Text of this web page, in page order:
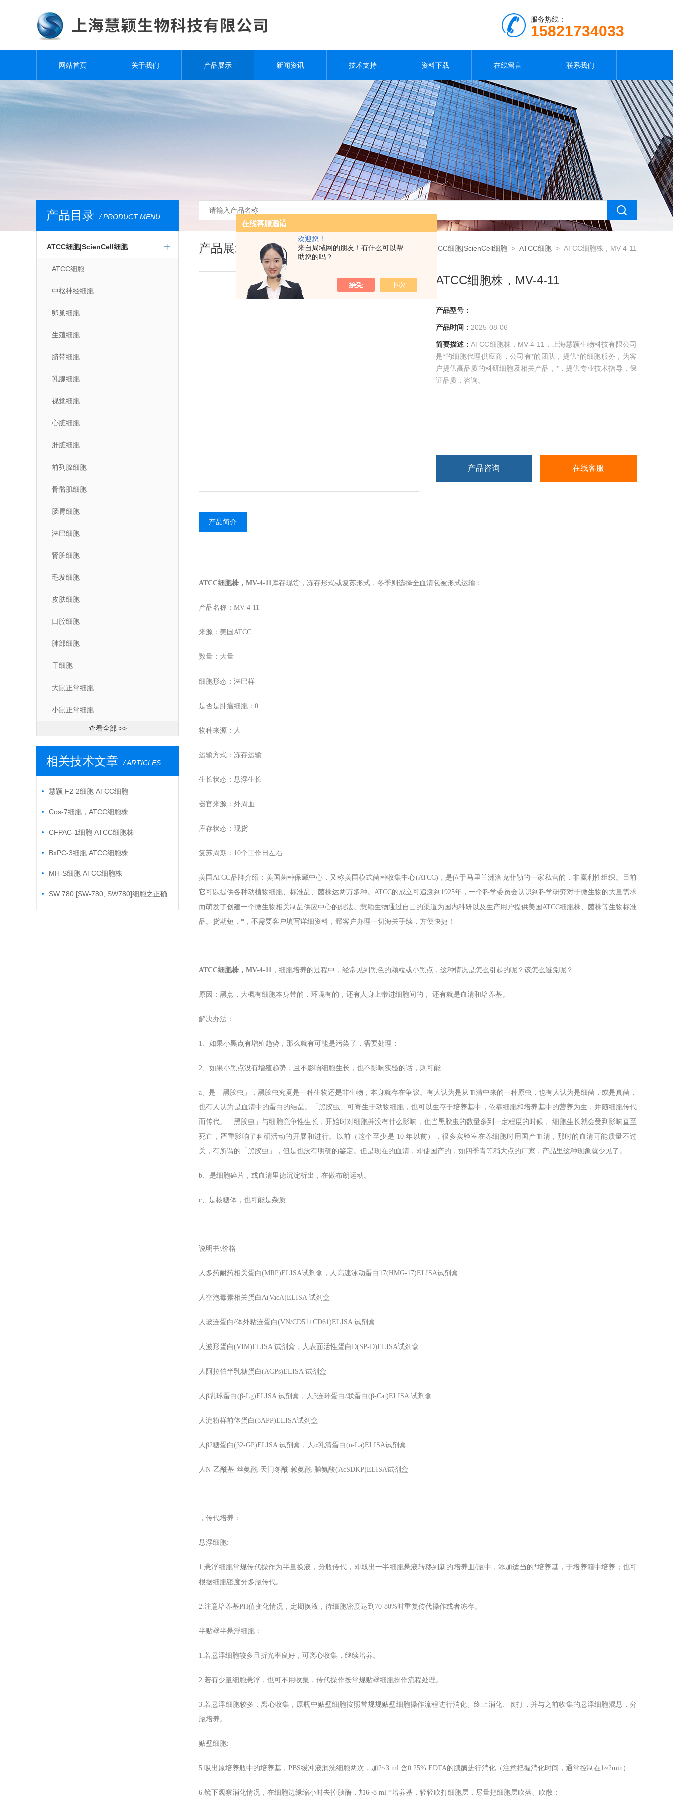
欢迎您！
来自局域网的朋友！有什么可以帮
助您的吗？
服务热线：
15821734033
网站首页 关于我们 产品展示 新闻资讯 技术支持 资料下载 在线留言 联系我们
产品目录 / PRODUCT MENU
ATCC细胞|ScienCell细胞
ATCC细胞
中枢神经细胞
卵巢细胞
生殖细胞
脐带细胞
乳腺细胞
视觉细胞
心脏细胞
肝脏细胞
前列腺细胞
骨骼肌细胞
肠胃细胞
淋巴细胞
肾脏细胞
毛发细胞
皮肤细胞
口腔细胞
肺部细胞
干细胞
大鼠正常细胞
小鼠正常细胞
查看全部 >>
相关技术文章 / ARTICLES
慧颖 F2-2细胞 ATCC细胞
Cos-7细胞，ATCC细胞株
CFPAC-1细胞 ATCC细胞株
BxPC-3细胞 ATCC细胞株
MH-S细胞 ATCC细胞株
SW 780 [SW-780, SW780]细胞之正确
产品展示 您现在的位置：首页>产品展示 ATCC细胞|ScienCell细胞 > ATCC细胞 > ATCC细胞株，MV-4-11
ATCC细胞株，MV-4-11
产品型号：
产品时间： 2025-08-06
简要描述：ATCC细胞株，MV-4-11，上海慧颖生物科技有限公司
是*的细胞代理供应商，公司有*的团队，提供*的细胞服务，为客
户提供高品质的科研细胞及相关产品，*，提供专业技术指导，保
证品质，咨询。
产品咨询 在线客服
产品简介
ATCC细胞株，MV-4-11库存现货，冻存形式或复苏形式，冬季则选择全血清包被形式运输：
产品名称：MV-4-11
来源：美国ATCC
数量：大量
细胞形态：淋巴样
是否是肿瘤细胞：0
物种来源：人
运输方式：冻存运输
生长状态：悬浮生长
器官来源：外周血
库存状态：现货
复苏周期：10个工作日左右
美国ATCC品牌介绍：美国菌种保藏中心，又称美国模式菌种收集中心(ATCC)，是位于马里兰洲洛克菲勒的一家私营的，非赢利性组织。目前
它可以提供各种动植物细胞、标准品、菌株达两万多种。ATCC的成立可追溯到1925年，一个科学委员会认识到科学研究对于微生物的大量需求
而萌发了创建一个微生物相关制品供应中心的想法。慧颖生物通过自己的渠道为国内科研以及生产用户提供美国ATCC细胞株、菌株等生物标准
品。货期短，*，不需要客户填写详细资料，帮客户办理一切海关手续，方便快捷！
ATCC细胞株，MV-4-11 ，细胞培养的过程中，经常见到黑色的颗粒或小黑点，这种情况是怎么引起的呢？该怎么避免呢？
原因：黑点，大概有细胞本身带的，环境有的，还有人身上带进细胞间的， 还有就是血清和培养基。
解决办法：
1、如果小黑点有增殖趋势，那么就有可能是污染了，需要处理；
2、如果小黑点没有增殖趋势，且不影响细胞生长，也不影响实验的话，则可能
a、是「黑胶虫」，黑胶虫究竟是一种生物还是非生物，本身就存在争议。有人认为是从血清中来的一种原虫，也有人认为是细菌，或是真菌，
也有人认为是血清中的蛋白的结晶。「黑胶虫」可寄生于动物细胞，也可以生存于培养基中，依靠细胞和培养基中的营养为生，并随细胞传代
而传代。「黑胶虫」与细胞竞争性生长，开始时对细胞并没有什么影响，但当黑胶虫的数量多到一定程度的时候， 细胞生长就会受到影响直至
死亡，严重影响了科研活动的开展和进行。以前（这个至少是 10 年以前），很多实验室在养细胞时用国产血清，那时的血清可能质量不过
关，有所谓的「黑胶虫」，但是也没有明确的鉴定。但是现在的血清，即使国产的，如四季青等稍大点的厂家，产品里这种现象就少见了。
b、是细胞碎片，或血清里德沉淀析出，在做布朗运动。
c、是核糖体，也可能是杂质
说明书\价格
人多药耐药相关蛋白(MRP)ELISA试剂盒，人高速泳动蛋白17(HMG-17)ELISA试剂盒
人空泡毒素相关蛋白A(VacA)ELISA 试剂盒
人玻连蛋白/体外粘连蛋白(VN/CD51+CD61)ELISA 试剂盒
人波形蛋白(VIM)ELISA 试剂盒，人表面活性蛋白D(SP-D)ELISA试剂盒
人阿拉伯半乳糖蛋白(AGPs)ELISA 试剂盒
人β乳球蛋白(β-Lg)ELISA 试剂盒，人β连环蛋白/联蛋白(β-Cat)ELISA 试剂盒
人淀粉样前体蛋白(βAPP)ELISA试剂盒
人β2糖蛋白(β2-GP)ELISA 试剂盒，人α乳清蛋白(α-La)ELISA试剂盒
人N-乙酰基-丝氨酰-天门冬酰-赖氨酰-脯氨酸(AcSDKP)ELISA试剂盒
，传代培养：
悬浮细胞:
1.悬浮细胞常规传代操作为半量换液，分瓶传代，即取出一半细胞悬液转移到新的培养皿/瓶中，添加适当的*培养基，于培养箱中培养；也可
根据细胞密度分多瓶传代。
2.注意培养基PH值变化情况，定期换液，待细胞密度达到70-80%时重复传代操作或者冻存。
半贴壁半悬浮细胞：
1.若悬浮细胞较多且折光率良好，可离心收集，继续培养。
2.若有少量细胞悬浮，也可不用收集，传代操作按常规贴壁细胞操作流程处理。
3.若悬浮细胞较多，离心收集，原瓶中贴壁细胞按照常规规贴壁细胞操作流程进行消化、终止消化、吹打，并与之前收集的悬浮细胞混悬，分
瓶培养。
贴壁细胞:
5.吸出原培养瓶中的培养基，PBS缓冲液润洗细胞两次，加2~3 ml 含0.25% EDTA的胰酶进行消化（注意把握消化时间，通常控制在1~2min）
6.镜下观察消化情况，在细胞边缘缩小时去掉胰酶，加6~8 ml *培养基，轻轻吹打细胞层，尽量把细胞层吹落、吹散；